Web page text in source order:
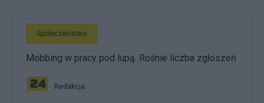
Społeczeństwo
Mobbing w pracy pod lupą. Rośnie liczba zgłoszeń
Redakcja